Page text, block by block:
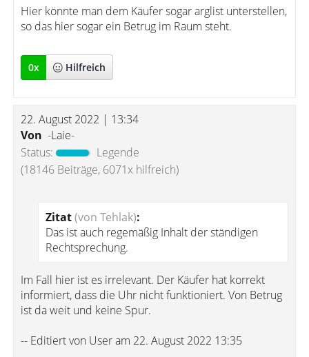
Hier könnte man dem Käufer sogar arglist unterstellen,
so das hier sogar ein Betrug im Raum steht.
0x Hilfreich
22. August 2022 | 13:34
Von -Laie-
Status:
Legende
(18146 Beiträge, 6071x hilfreich)
Zitat(von Tehlak):
Das ist auch regemäßig Inhalt der ständigen
Rechtsprechung.
Im Fall hier ist es irrelevant. Der Käufer hat korrekt
informiert, dass die Uhr nicht funktioniert. Von Betrug
ist da weit und keine Spur.
-- Editiert von User am 22. August 2022 13:35